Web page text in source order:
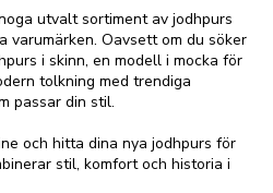
utvalt sortiment av jodhpurs
varumärken. Oavsett om du söker
i skinn, en modell i mocka för
tolkning med trendiga
passar din stil.
och hitta dina nya jodhpurs för
stil, komfort och historia i